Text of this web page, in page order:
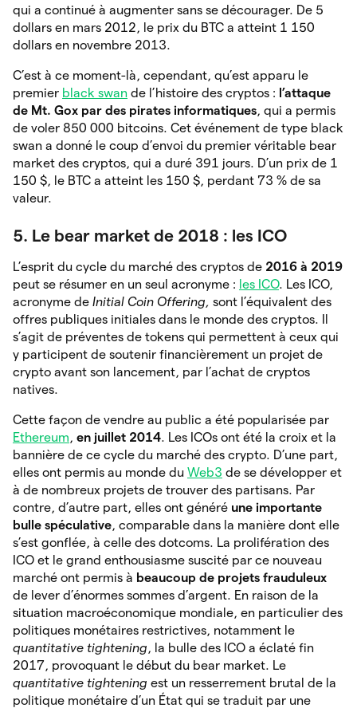
qui a continué à augmenter sans se décourager. De 5
dollars en mars 2012, le prix du BTC a atteint 1 150
dollars en novembre 2013.
C’est à ce moment-là, cependant, qu’est apparu le
premier black swan de l’histoire des cryptos : l’attaque
de Mt. Gox par des pirates informatiques, qui a permis
de voler 850 000 bitcoins. Cet événement de type black
swan a donné le coup d’envoi du premier véritable bear
market des cryptos, qui a duré 391 jours. D’un prix de 1
150 $, le BTC a atteint les 150 $, perdant 73 % de sa
valeur.
5. Le bear market de 2018 : les ICO
L’esprit du cycle du marché des cryptos de 2016 à 2019
peut se résumer en un seul acronyme : les ICO. Les ICO,
acronyme de Initial Coin Offering, sont l’équivalent des
offres publiques initiales dans le monde des cryptos. Il
s’agit de préventes de tokens qui permettent à ceux qui
y participent de soutenir financièrement un projet de
crypto avant son lancement, par l’achat de cryptos
natives.
Cette façon de vendre au public a été popularisée par
Ethereum, en juillet 2014. Les ICOs ont été la croix et la
bannière de ce cycle du marché des crypto. D’une part,
elles ont permis au monde du Web3 de se développer et
à de nombreux projets de trouver des partisans. Par
contre, d’autre part, elles ont généré une importante
bulle spéculative, comparable dans la manière dont elle
s’est gonflée, à celle des dotcoms. La prolifération des
ICO et le grand enthousiasme suscité par ce nouveau
marché ont permis à beaucoup de projets frauduleux
de lever d’énormes sommes d’argent. En raison de la
situation macroéconomique mondiale, en particulier des
politiques monétaires restrictives, notamment le
quantitative tightening, la bulle des ICO a éclaté fin
2017, provoquant le début du bear market. Le
quantitative tightening est un resserrement brutal de la
politique monétaire d’un État qui se traduit par une